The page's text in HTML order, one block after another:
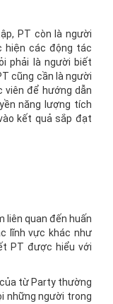
PT còn là người
hiện các động tác
phải là người biết
cũng cần là người
để hướng dẫn
năng lượng tích
kết quả sắp đạt
liên quan đến huấn
lĩnh vực khác như
PT được hiểu với
từ Party thường
những người trong